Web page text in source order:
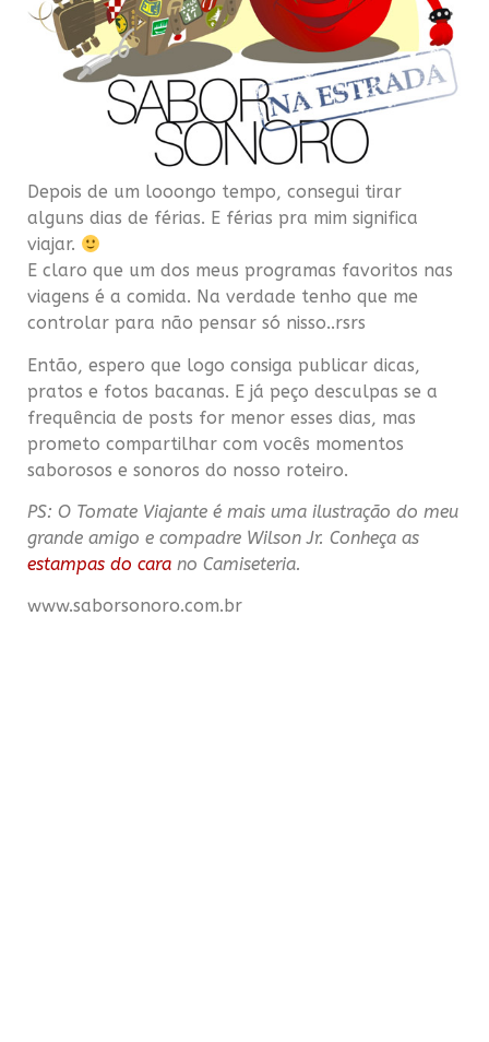
Depois de um looongo tempo, consegui tirar
alguns dias de férias. E férias pra mim significa
viajar.
E claro que um dos meus programas favoritos nas
viagens é a comida. Na verdade tenho que me
controlar para não pensar só nisso..rsrs
Então, espero que logo consiga publicar dicas,
pratos e fotos bacanas. E já peço desculpas se a
frequência de posts for menor esses dias, mas
prometo compartilhar com vocês momentos
saborosos e sonoros do nosso roteiro.
PS: O Tomate Viajante é mais uma ilustração do meu
grande amigo e compadre Wilson Jr. Conheça as
estampas do cara no Camiseteria.
www.saborsonoro.com.br